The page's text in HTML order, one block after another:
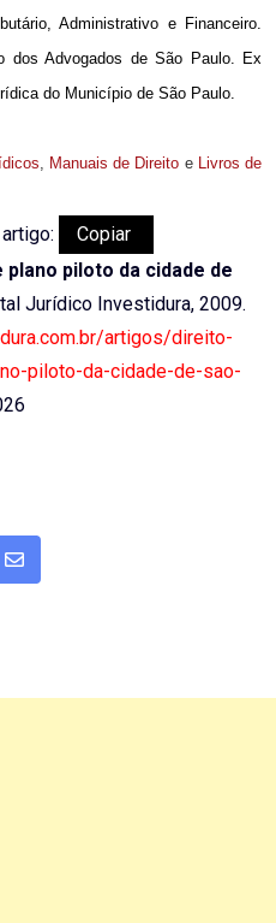
Administrativo e Financeiro.
dos Advogados de São Paulo. Ex
do Município de São Paulo.
, Manuais de Direito e Livros de
Copiar
plano piloto da cidade de
Jurídico Investidura, 2009.
artigos/direito-
piloto-da-cidade-de-sao-
Share